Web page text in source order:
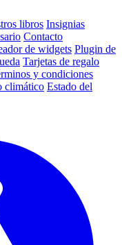
libros Insignias
Contacto
de widgets Plugin de
Tarjetas de regalo
y condiciones
climático Estado del